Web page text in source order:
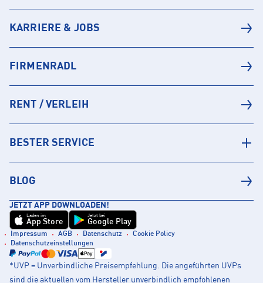
KARRIERE & JOBS
FIRMENRADL
RENT / VERLEIH
BESTER SERVICE
BLOG
JETZT APP DOWNLOADEN!
Laden im
App Store
Jetzt bei
Google Play
Impressum AGB Datenschutz
Cookie Policy
Datenschutzeinstellungen
*UVP = Unverbindliche Preisempfehlung. Die angeführten UVPs
sind die aktuellen vom Hersteller unverbindlich empfohlenen